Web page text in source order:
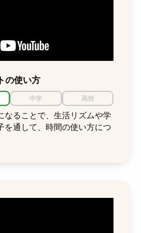
の使い方
中学 高校
なることで、生活リズムや学
を通して、時間の使い方につ